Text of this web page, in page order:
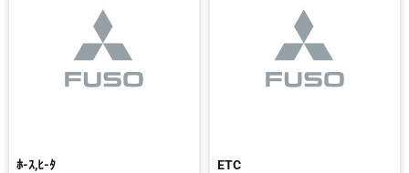
ﾎ-ｽ,ﾋ-ﾀ ETC